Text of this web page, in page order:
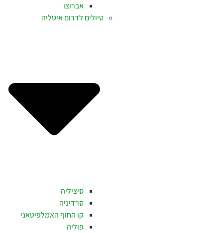
אברוצו
טיולים לדרום איטליה
סיציליה
סרדיניה
קו החוף האמלפיטאני
פוליה